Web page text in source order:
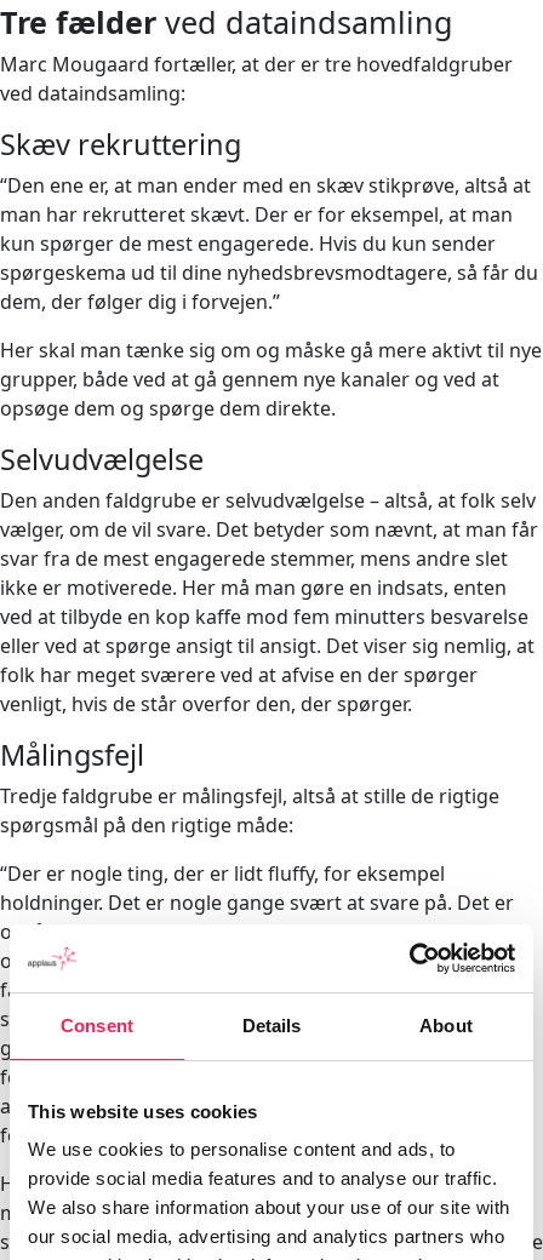
Consent Details About
This website uses cookies
We use cookies to personalise content and ads, to
provide social media features and to analyse our traffic.
We also share information about your use of our site with
our social media, advertising and analytics partners who
Tre fælder ved dataindsamling
Marc Mougaard fortæller, at der er tre hovedfaldgruber
ved dataindsamling:
Skæv rekruttering
“Den ene er, at man ender med en skæv stikprøve, altså at
man har rekrutteret skævt. Der er for eksempel, at man
kun spørger de mest engagerede. Hvis du kun sender
spørgeskema ud til dine nyhedsbrevsmodtagere, så får du
dem, der følger dig i forvejen.”
Her skal man tænke sig om og måske gå mere aktivt til nye
grupper, både ved at gå gennem nye kanaler og ved at
opsøge dem og spørge dem direkte.
Selvudvælgelse
Den anden faldgrube er selvudvælgelse – altså, at folk selv
vælger, om de vil svare. Det betyder som nævnt, at man får
svar fra de mest engagerede stemmer, mens andre slet
ikke er motiverede. Her må man gøre en indsats, enten
ved at tilbyde en kop kaffe mod fem minutters besvarelse
eller ved at spørge ansigt til ansigt. Det viser sig nemlig, at
folk har meget sværere ved at afvise en der spørger
venligt, hvis de står overfor den, der spørger.
Målingsfejl
Tredje faldgrube er målingsfejl, altså at stille de rigtige
spørgsmål på den rigtige måde:
“Der er nogle ting, der er lidt fluffy, for eksempel
holdninger. Det er nogle gange svært at svare på. Det er
også det, der tager lang tid: “Ja, hvad synes jeg egentlig
om denne her forestilling? Hvilke oplevelser søger jeg
faktisk i teatret?” Det er nogle lidt dybe og svære
spørgsmål, man kan tænke længe over. Der er det nogle
gange bedre at spørge mere konkret: “Har du været til
forestillinger tidligere? Minder denne forestilling dig om
andre, du har set?” Det er mere konkret for folk at
forholde sig til,” siger Marc Mougaard.
Han foreslår, at man prøver sine spørgsmål af på en
mindre gruppe først, alene for at finde ud af, hvordan de
svarer – virker spørgsmålene efter hensigten? Er de mulige